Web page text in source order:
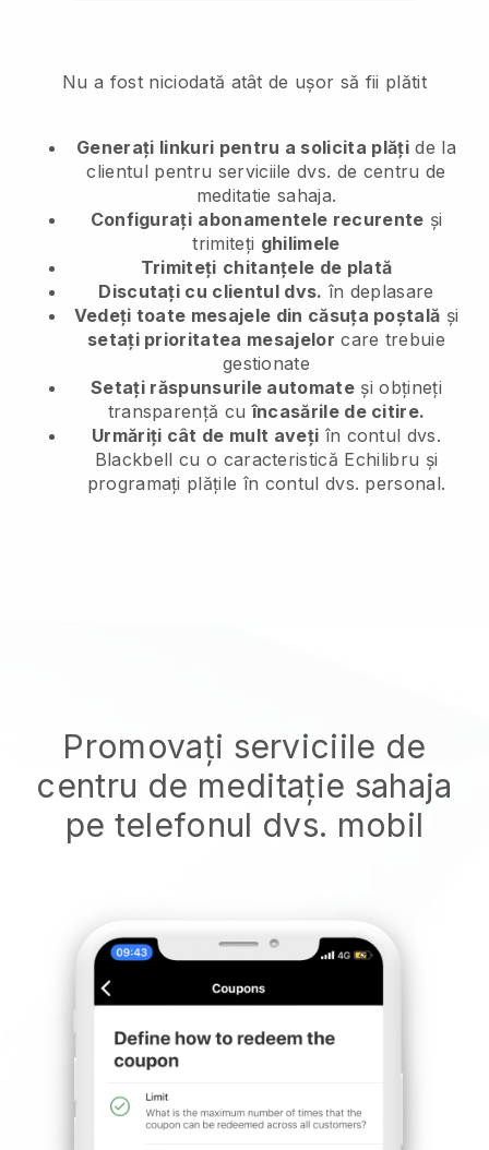
Nu a fost niciodată atât de ușor să fii plătit
Generați linkuri pentru a solicita plățide la
clientul pentru serviciile dvs. de centru de
meditatie sahaja.
Configurați abonamentele recurente și
trimiteți ghilimele
Trimiteți chitanțele de plată
Discutați cu clientul dvs. în deplasare
Vedeți toate mesajele din căsuța poștală și
setați prioritatea mesajelor care trebuie
gestionate
Setați răspunsurile automate și obțineți
transparență cuîncasările de citire.
Urmăriți cât de mult aveți în contul dvs.
Blackbell cu o caracteristică Echilibru și
programați plățile în contul dvs. personal.
Promovați serviciile de
centru de meditație sahaja
pe telefonul dvs. mobil